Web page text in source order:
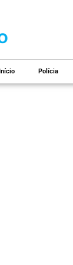
Início Polícia